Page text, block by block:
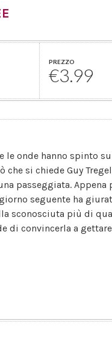
PREZZO
€3.99
le onde hanno spinto
si chiede Guy
passeggiata.
seguente ha
sconosciuta più di
convincerla a